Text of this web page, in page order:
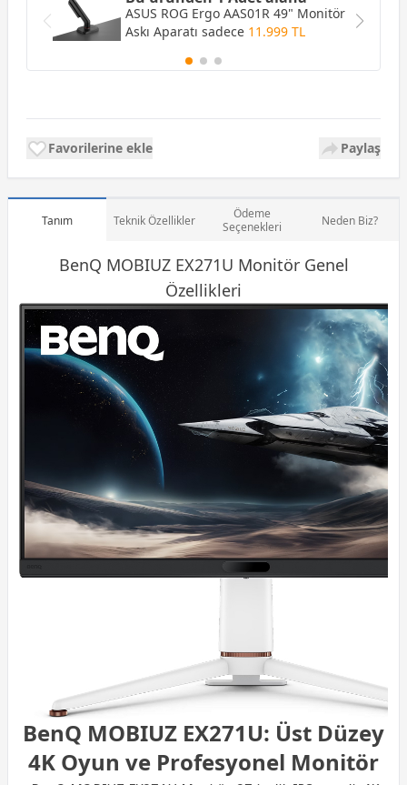
ASUS ROG Ergo AAS01R 49" Monitör
Askı Aparatı sadece 11.999 TL
Favorilerine ekle Paylaş
Tanım Teknik Özellikler
Ödeme
Seçenekleri
Neden Biz?
BenQ MOBIUZ EX271U MonitörGenel
Özellikleri
BenQ MOBIUZ EX271U: Üst Düzey
4K Oyun ve Profesyonel Monitör